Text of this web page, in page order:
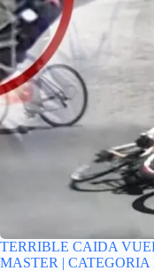
TERRIBLE CAIDA
MASTER | CATEGORIA